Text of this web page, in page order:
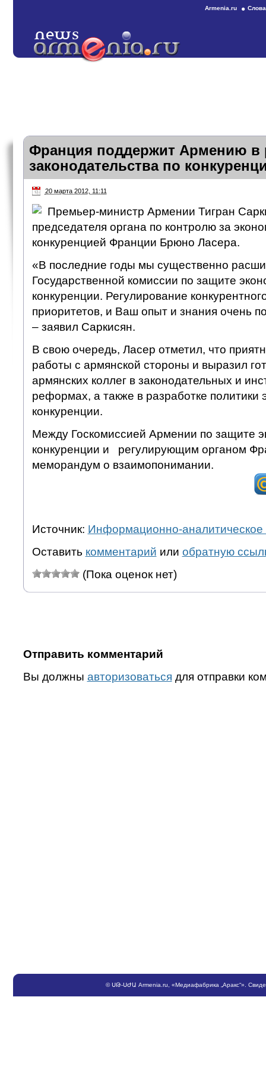
Armenia.ru
Франция поддержит Армению в
законодательства по
20 марта 2012, 11:11
Премьер-министр Армении Тигран
председателя органа по контролю за
конкуренцией Франции Брюно Ласера.
«В последние годы мы существенно
Государственной комиссии по защите
конкуренции. Регулирование
приоритетов, и Ваш опыт и знания очень
– заявил Саркисян.
В свою очередь, Ласер отметил, что
работы с армянской стороны и выразил
армянских коллег в законодательных и
реформах, а также в разработке политики
конкуренции.
Между Госкомиссией Армении по защите
конкуренции и регулирующим органом
меморандум о взаимопонимании.
Источник: Информационно-аналитическое
Оставить комментарий или обратную
(Пока оценок нет)
Отправить комментарий
Вы должны авторизоваться для отправки
©ՍԹ-ՍԺԱ Armenia.ru , «Медиафабрика „Аракс“».